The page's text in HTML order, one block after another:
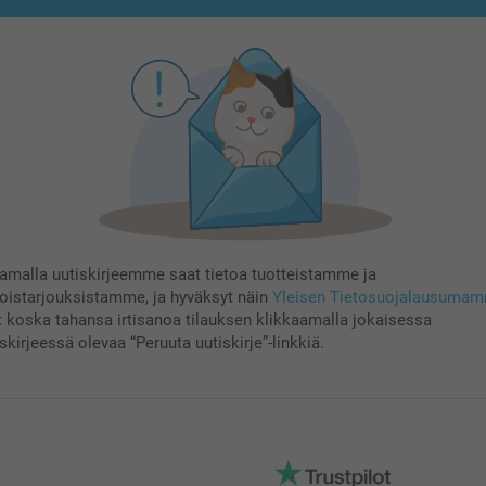
uutiskirjeemme saat tietoa tuotteistamme ja
ja hyväksyt näin Yleisen
koska tahansa irtisanoa tilauksen klikkaamalla jokaisessa
olevaa “Peruuta uutiskirje”-linkkiä.